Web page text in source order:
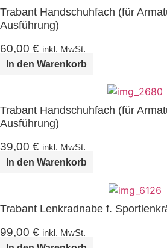
Trabant Handschuhfach (für
Ausführung)
60,00 € inkl. MwSt.
In den Warenkorb
Trabant Handschuhfach (für
Ausführung)
39,00 € inkl. MwSt.
In den Warenkorb
Trabant Lenkradnabe f.
99,00 € inkl. MwSt.